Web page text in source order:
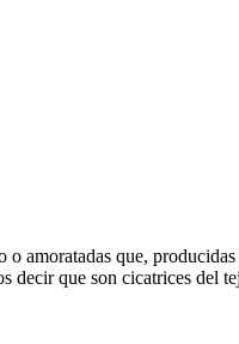
amoratadas que,
decir que son cicatrices del